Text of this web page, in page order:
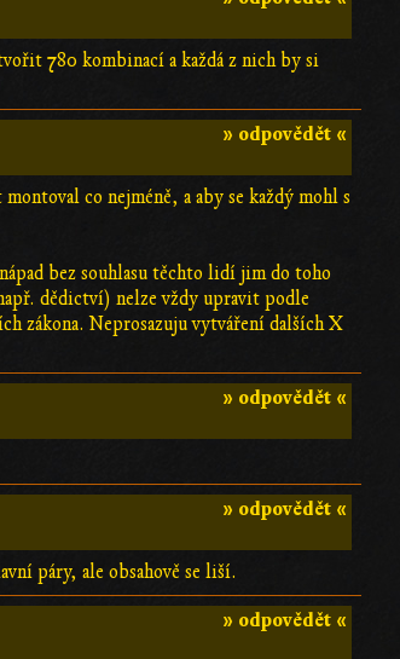
780 kombinací a každá z nich by si
» odpovědět «
co nejméně, a aby se každý mohl s
bez souhlasu těchto lidí jim do toho
dědictví) nelze vždy upravit podle
zákona. Neprosazuju vytváření dalších X
» odpovědět «
» odpovědět «
páry, ale obsahově se liší.
» odpovědět «